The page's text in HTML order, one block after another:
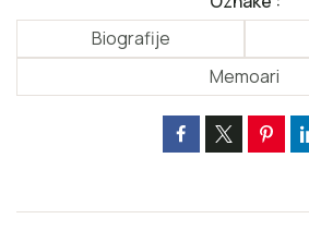
Biografije
Memoari